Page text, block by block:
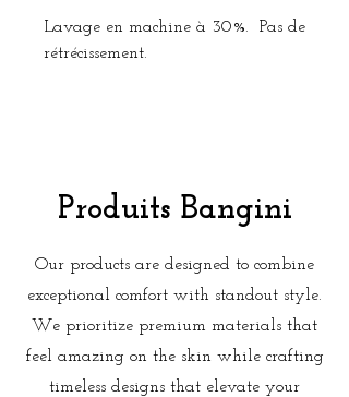
Lavage en machine à 30%. Pas de
rétrécissement.
Produits Bangini
Our products are designed to combine
exceptional comfort with standout style.
We prioritize premium materials that
feel amazing on the skin while crafting
timeless designs that elevate your